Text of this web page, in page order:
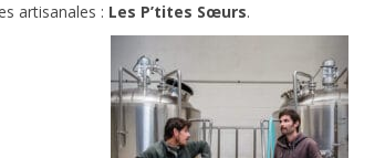
artisanales : Les P’tites Sœurs.